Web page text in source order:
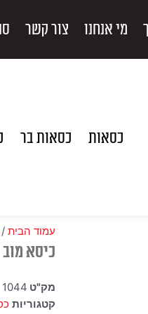
מי אנחנו צור קשר
כסאות כסאות בר
עמוד הבית /
כיסא מוב
מק"ט 1044
קטגוריות